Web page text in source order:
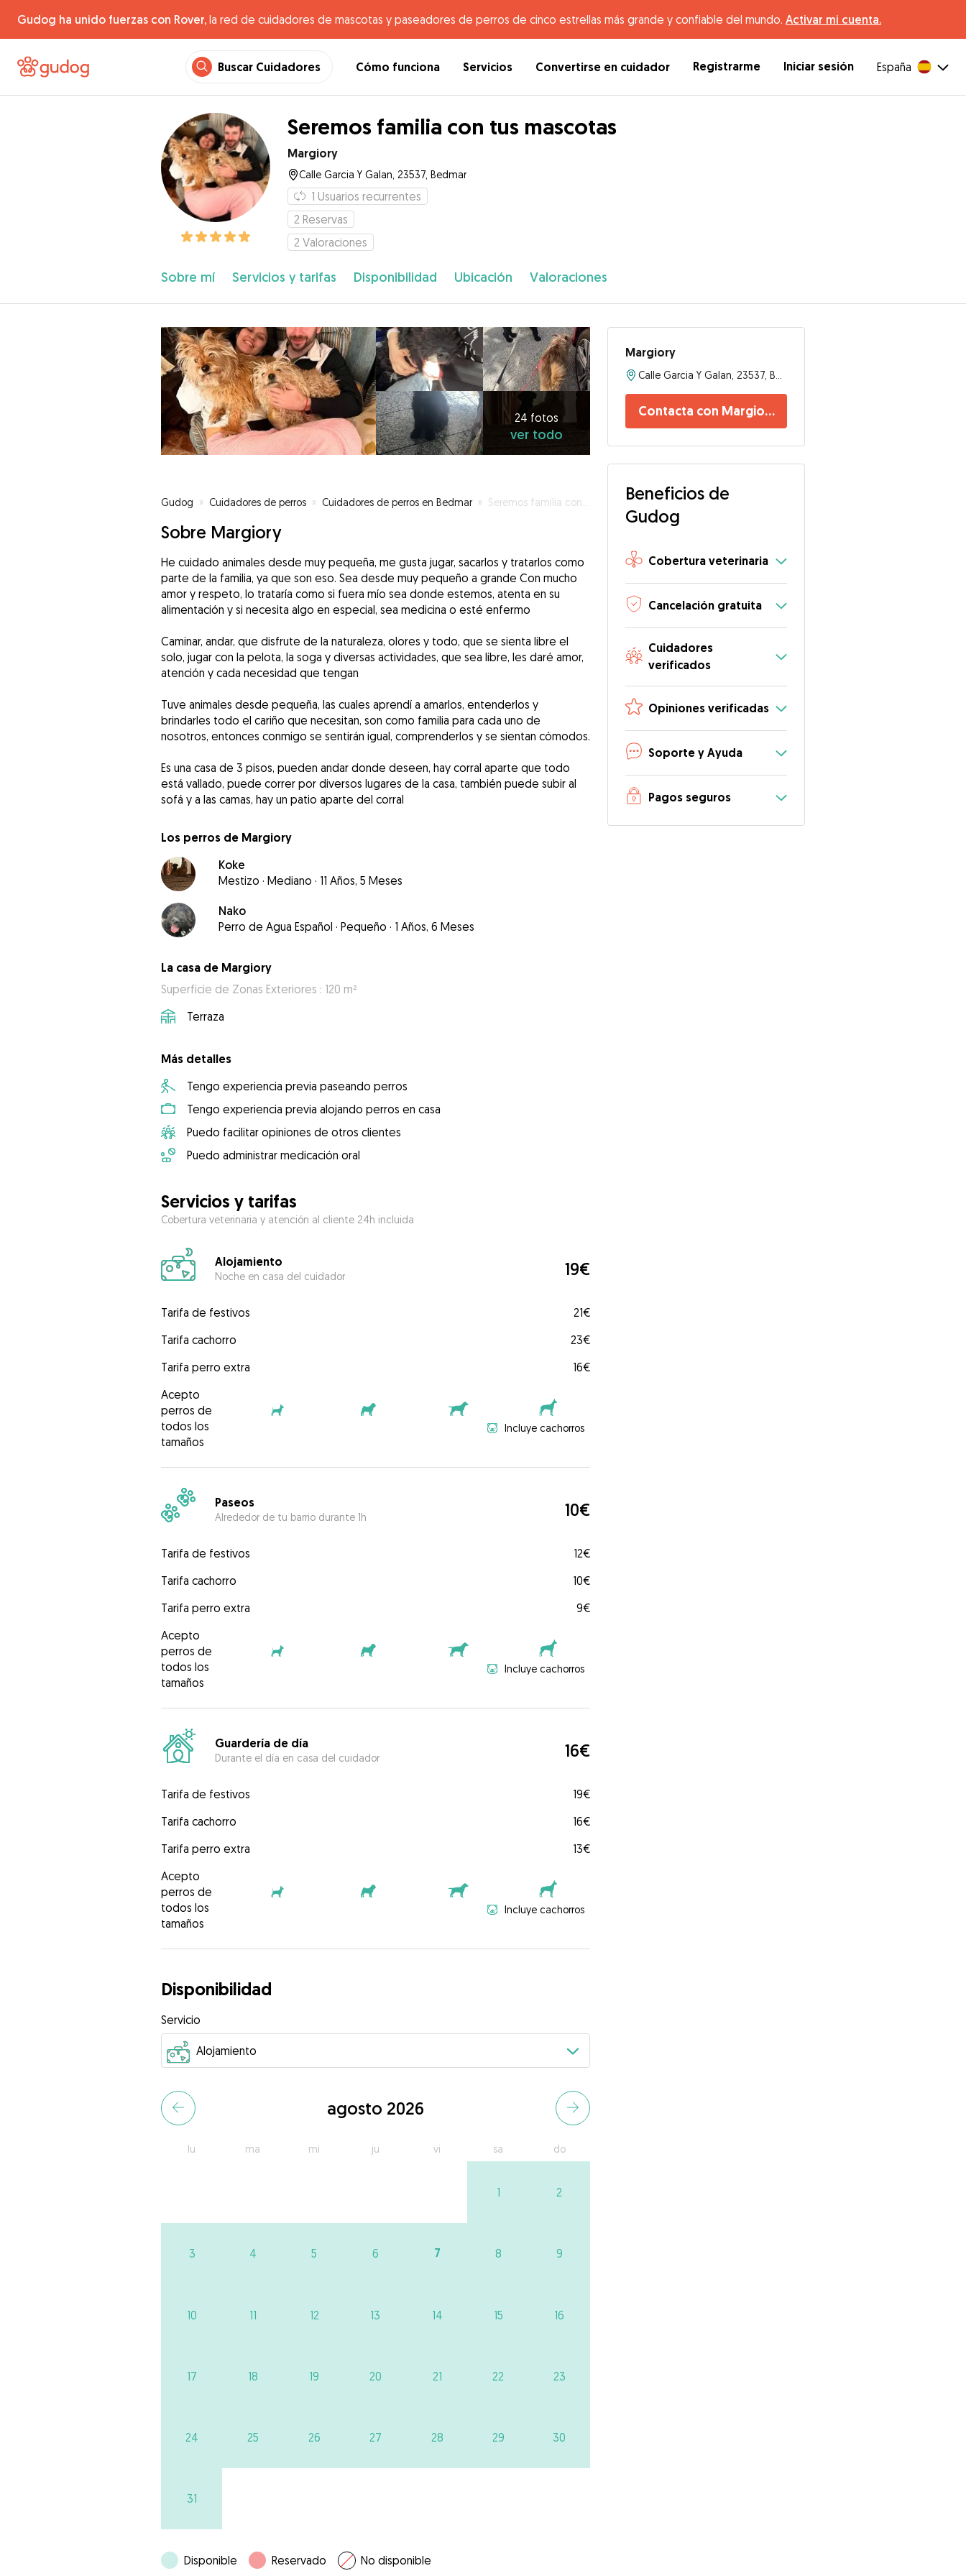
Gudog ha unido fuerzas con Rover, la red de cuidadores de mascotas y paseadores de perros de cinco estrellas más grande y confiable del mundo. Activar mi cuenta.
Buscar Cuidadores Cómo funciona Servicios Convertirse en cuidador Registrarme Iniciar sesión España
Seremos familia con tus mascotas
Margiory
Calle Garcia Y Galan, 23537, Bedmar
1 Usuarios recurrentes
2 Reservas
2 Valoraciones
Sobre mí Servicios y tarifas Disponibilidad Ubicación Valoraciones
24 fotos
ver todo
Gudog » Cuidadores de perros » Cuidadores de perros en Bedmar » Seremos familia con tus mascotas
Sobre Margiory
He cuidado animales desde muy pequeña, me gusta jugar, sacarlos y tratarlos como
parte de la familia, ya que son eso. Sea desde muy pequeño a grande Con mucho
amor y respeto, lo trataría como si fuera mío sea donde estemos, atenta en su
alimentación y si necesita algo en especial, sea medicina o esté enfermo
Caminar, andar, que disfrute de la naturaleza, olores y todo, que se sienta libre el
solo, jugar con la pelota, la soga y diversas actividades, que sea libre, les daré amor,
atención y cada necesidad que tengan
Tuve animales desde pequeña, las cuales aprendí a amarlos, entenderlos y
brindarles todo el cariño que necesitan, son como familia para cada uno de
nosotros, entonces conmigo se sentirán igual, comprenderlos y se sientan cómodos.
Es una casa de 3 pisos, pueden andar donde deseen, hay corral aparte que todo
está vallado, puede correr por diversos lugares de la casa, también puede subir al
sofá y a las camas, hay un patio aparte del corral
Los perros de Margiory
Koke
Mestizo · Mediano · 11 Años, 5 Meses
Nako
Perro de Agua Español · Pequeño · 1 Años, 6 Meses
La casa de Margiory
Superficie de Zonas Exteriores : 120 m²
Terraza
Más detalles
Tengo experiencia previa paseando perros
Tengo experiencia previa alojando perros en casa
Puedo facilitar opiniones de otros clientes
Puedo administrar medicación oral
Servicios y tarifas
Cobertura veterinaria y atención al cliente 24h incluida
Alojamiento
Noche en casa del cuidador 19€
Tarifa de festivos
21€
Tarifa cachorro
23€
Tarifa perro extra
16€
Acepto
perros de
todos los
tamaños
Incluye cachorros
Paseos
Alrededor de tu barrio durante 1h 10€
Tarifa de festivos
12€
Tarifa cachorro
10€
Tarifa perro extra
9€
Acepto
perros de
todos los
tamaños
Incluye cachorros
Guardería de día
Durante el día en casa del cuidador 16€
Tarifa de festivos
19€
Tarifa cachorro
16€
Tarifa perro extra
13€
Acepto
perros de
todos los
tamaños
Incluye cachorros
Disponibilidad
Servicio
agosto 2026
lu ma mi ju vi sa do
1 2
3 4 5 6 7 8 9
10 11 12 13 14 15 16
17 18 19 20 21 22 23
24 25 26 27 28 29 30
31
Disponible Reservado No disponible
Margiory
Contacta con Margiory
Beneficios de
Gudog
Cobertura veterinaria
Cancelación gratuita
Cuidadores
verificados
Opiniones verificadas
Soporte y Ayuda
Pagos seguros